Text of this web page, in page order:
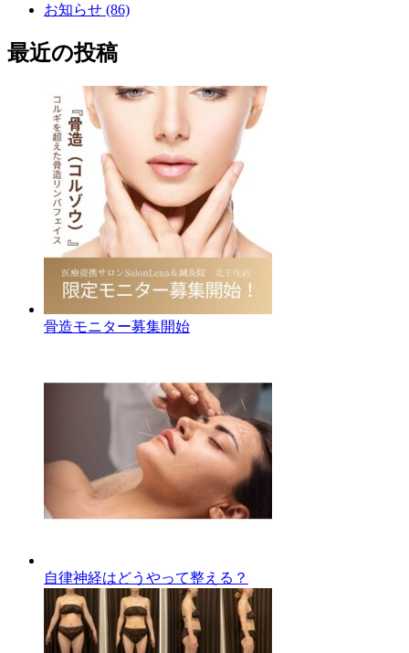
お知らせ (86)
最近の投稿
骨造モニター募集開始
自律神経はどうやって整える？